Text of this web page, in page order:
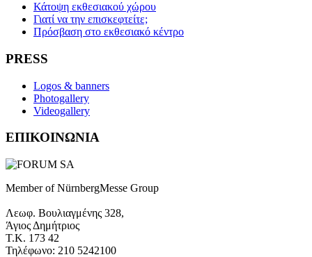
Κάτοψη εκθεσιακού χώρου
Γιατί να την επισκεφτείτε;
Πρόσβαση στο εκθεσιακό κέντρο
PRESS
Logos & banners
Photogallery
Videogallery
ΕΠΙΚΟΙΝΩΝΙΑ
Member of NürnbergMesse Group
Λεωφ. Βουλιαγμένης 328,
Άγιος Δημήτριος
Τ.Κ. 173 42
Τηλέφωνο: 210 5242100